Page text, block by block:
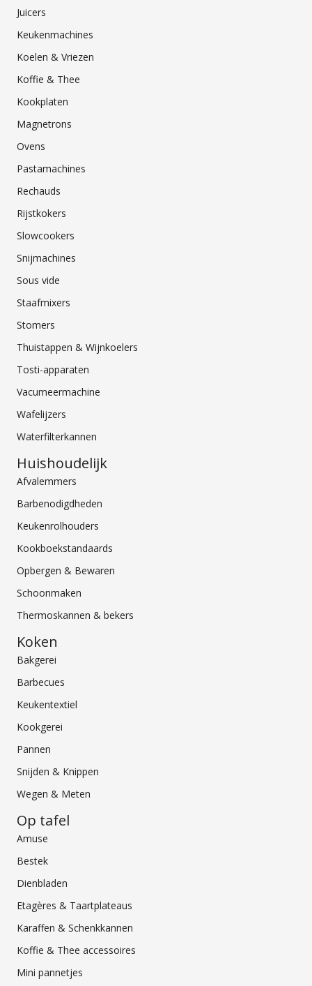
Juicers
Keukenmachines
Koelen & Vriezen
Koffie & Thee
Kookplaten
Magnetrons
Ovens
Pastamachines
Rechauds
Rijstkokers
Slowcookers
Snijmachines
Sous vide
Staafmixers
Stomers
Thuistappen & Wijnkoelers
Tosti-apparaten
Vacumeermachine
Wafelijzers
Waterfilterkannen
Huishoudelijk
Afvalemmers
Barbenodigdheden
Keukenrolhouders
Kookboekstandaards
Opbergen & Bewaren
Schoonmaken
Thermoskannen & bekers
Koken
Bakgerei
Barbecues
Keukentextiel
Kookgerei
Pannen
Snijden & Knippen
Wegen & Meten
Op tafel
Amuse
Bestek
Dienbladen
Etagères & Taartplateaus
Karaffen & Schenkkannen
Koffie & Thee accessoires
Mini pannetjes